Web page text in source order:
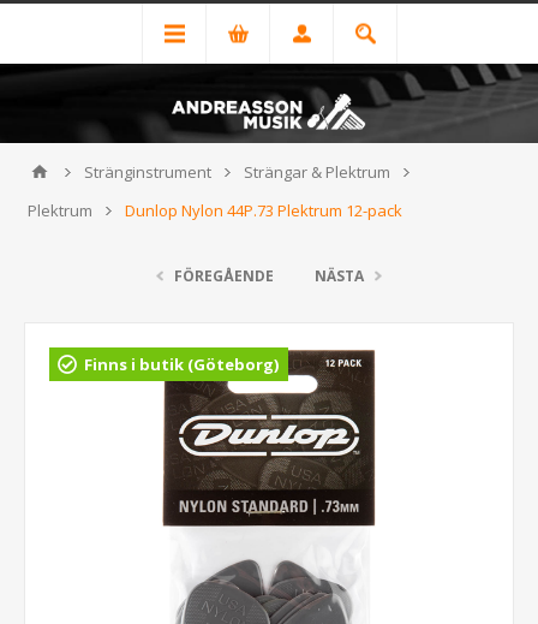
Stränginstrument
Strängar & Plektrum
Plektrum
Dunlop Nylon 44P.73 Plektrum 12-pack
FÖREGÅENDE NÄSTA
Finns i butik (Göteborg)